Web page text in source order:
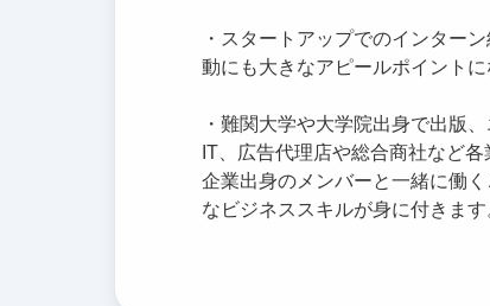
・スタートアップでのインター
動にも大きなアピールポイントに
・難関大学や大学院出身で出版、
IT、広告代理店や総合商社など
企業出身のメンバーと一緒に働
なビジネススキルが身に付きます